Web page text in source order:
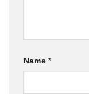
Name *